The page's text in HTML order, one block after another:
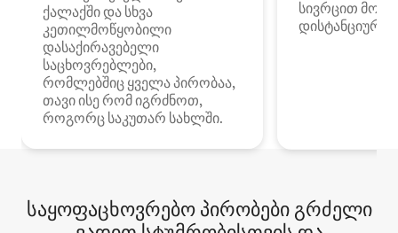
ქალაქში და სხვა
კეთილმოწყობილი
დასაქირავებელი
საცხოვრებლები,
რომლებშიც ყველა პირობაა,
თავი ისე რომ იგრძნოთ,
როგორც საკუთარ სახლში.
სივრცით
დისტანციური
საყოფაცხოვრებო პირობები გრძელი